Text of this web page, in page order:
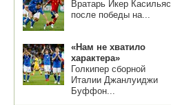
Вратарь Икер Касильяс
после победы на...
«Нам не хватило
характера»
Голкипер сборной
Италии Джанлуиджи
Буффон...